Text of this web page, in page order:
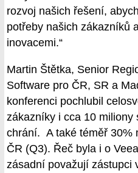
rozvoj našich řešení,
potřeby našich zákazníků
inovacemi.“
Martin Štětka, Senior
Software pro ČR, SR a
konferenci pochlubil
zákazníky i cca 10 miliony
chrání. A také téměř 30%
ČR (Q3). Řeč byla i o
zásadní považují zástupci